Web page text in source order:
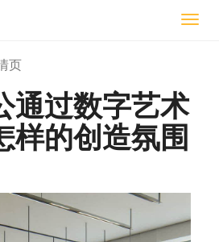
切
页
通过数字艺术
样的创造氛围